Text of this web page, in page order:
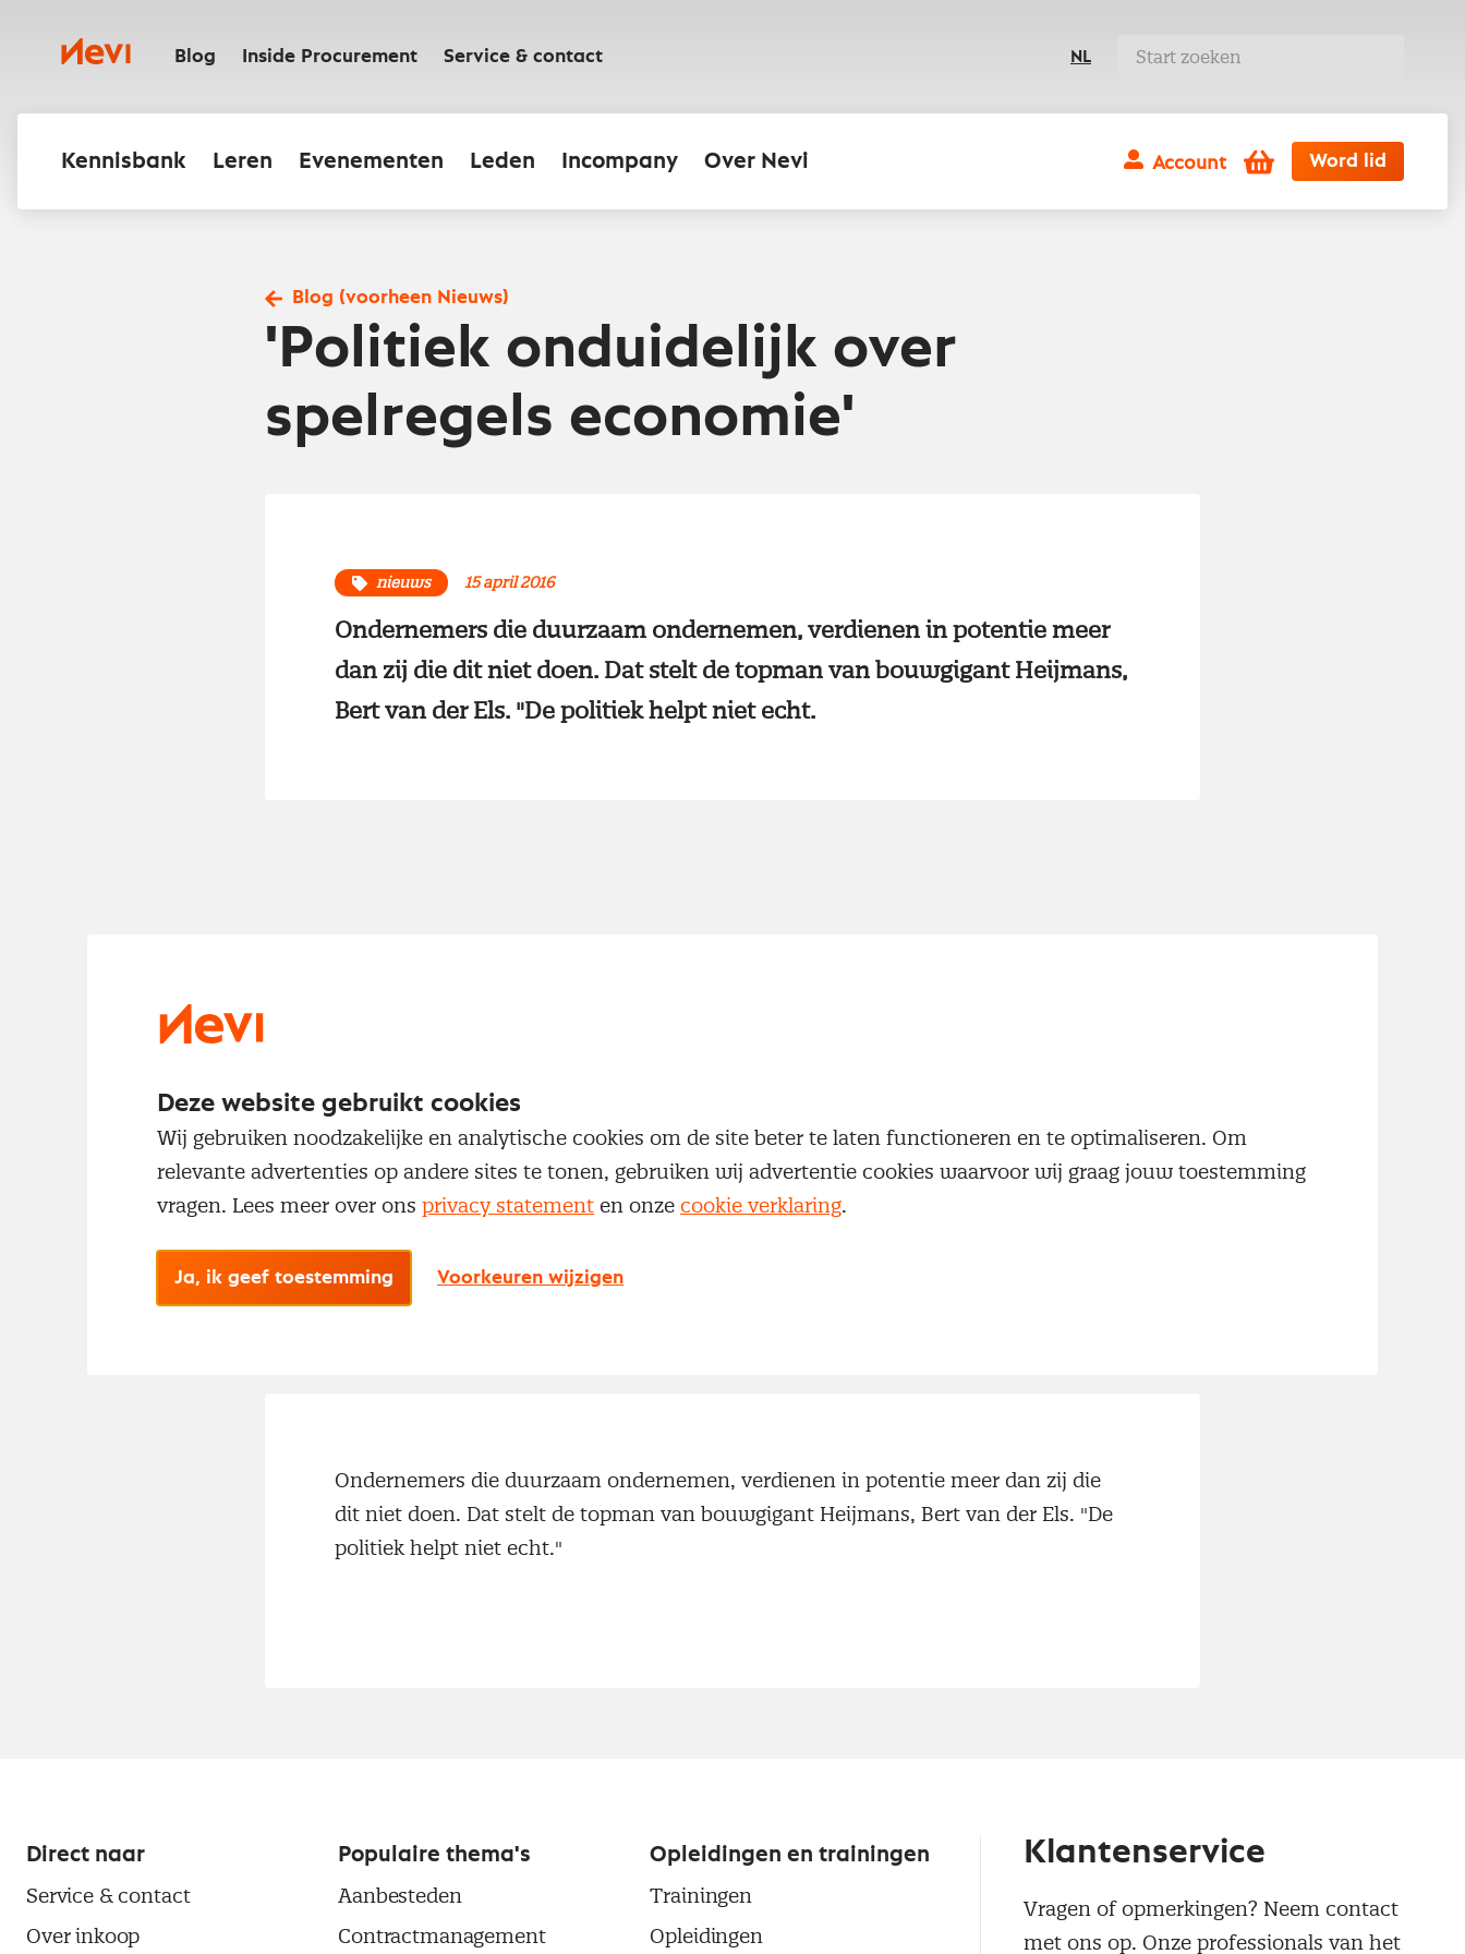
inhoudNevi Blog Inside Procurement Service & contact NL
Kennisbank Leren Evenementen Leden Incompany Over Nevi Account Winkelwagen
Word lid
Blog (voorheen Nieuws)
'Politiek onduidelijk over
spelregels economie'
nieuws 15 april 2016
Ondernemers die duurzaam ondernemen, verdienen in potentie meer
dan zij die dit niet doen. Dat stelt de topman van bouwgigant Heijmans,
Bert van der Els. "De politiek helpt niet echt.
Ondernemers die duurzaam ondernemen, verdienen in potentie meer dan zij die
dit niet doen. Dat stelt de topman van bouwgigant Heijmans, Bert van der Els. "De
politiek helpt niet echt."
Direct naar
Service & contact
Over inkoop
Populaire thema's
Aanbesteden
Contractmanagement
Opleidingen en trainingen
Trainingen
Opleidingen
Klantenservice
Vragen of opmerkingen? Neem contact
met ons op. Onze professionals van het
Deze website gebruikt cookies
Wij gebruiken noodzakelijke en analytische cookies om de site beter te laten functioneren en te optimaliseren. Om
relevante advertenties op andere sites te tonen, gebruiken wij advertentie cookies waarvoor wij graag jouw toestemming
vragen. Lees meer over ons privacy statement en onze cookie verklaring.
Ja, ik geef toestemming Voorkeuren wijzigen